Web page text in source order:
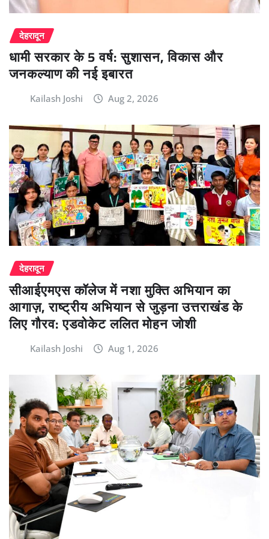
देहरादून
धामी सरकार के 5 वर्ष: सुशासन, विकास और
जनकल्याण की नई इबारत
Kailash Joshi Aug 2, 2026
देहरादून
सीआईएमएस कॉलेज में नशा मुक्ति अभियान का
आगाज़, राष्ट्रीय अभियान से जुड़ना उत्तराखंड के
लिए गौरव: एडवोकेट ललित मोहन जोशी
Kailash Joshi Aug 1, 2026